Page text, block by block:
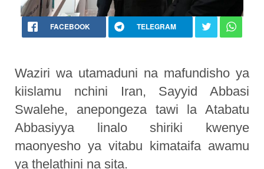
FACEBOOK TELEGRAM
Waziri wa utamaduni na mafundisho ya
kiislamu nchini Iran, Sayyid Abbasi
Swalehe, anepongeza tawi la Atabatu
Abbasiyya linalo shiriki kwenye
maonyesho ya vitabu kimataifa awamu
ya thelathini na sita.